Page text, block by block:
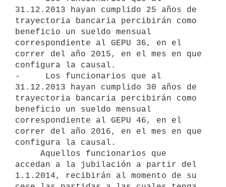
31.12.2013 hayan cumplido 25 años de
trayectoria bancaria percibirán como
beneficio un sueldo mensual
correspondiente al GEPU 36, en el
correr del año 2015, en el mes en que
configura la causal.
-     Los funcionarios que al
31.12.2013 hayan cumplido 30 años de
trayectoria bancaria percibirán como
beneficio un sueldo mensual
correspondiente al GEPU 46, en el
correr del año 2016, en el mes en que
configura la causal.
accedan a la jubilación a partir del
1.1.2014, recibirán al momento de su